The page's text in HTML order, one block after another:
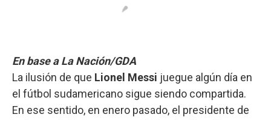
En base a La Nación/GDA
La ilusión de que Lionel Messi juegue algún día en
el fútbol sudamericano sigue siendo compartida.
En ese sentido, en enero pasado, el presidente de